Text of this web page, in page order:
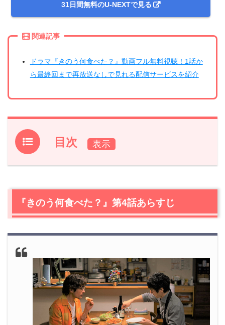
31日間無料のU-NEXTで見る
関連記事
ドラマ『きのう何食べた？』動画フル無料視聴！1話か
ら最終回まで再放送なしで見れる配信サービスを紹介
目次
1.『きのう何食べた？』第4話あらすじ
2.1筧久栄（梶芽衣子）「好きに決まってるじゃない」
2.2出会いエピソードが不思議で歯がゆい！
3.
『きのう何食べた？』第4話あらすじ